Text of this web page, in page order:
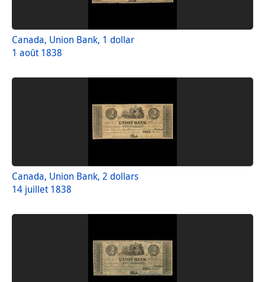
Canada, Union Bank, 1 dollar
1 août 1838
Canada, Union Bank, 2 dollars
14 juillet 1838